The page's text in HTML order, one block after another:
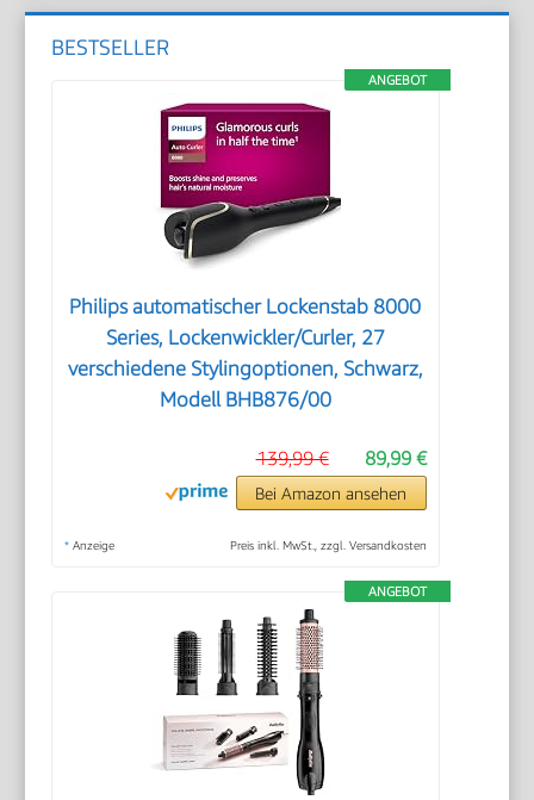
BESTSELLER
ANGEBOT
Philips automatischer Lockenstab 8000
Series, Lockenwickler/Curler, 27
verschiedene Stylingoptionen, Schwarz,
Modell BHB876/00
89,99 €
139,99 €
Bei Amazon ansehen
* Anzeige Preis inkl. MwSt., zzgl. Versandkosten
ANGEBOT